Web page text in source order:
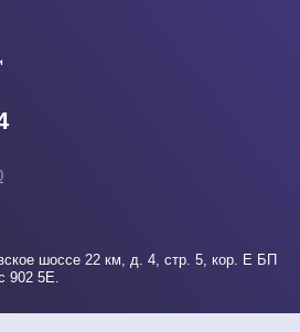
шоссе 22 км, д. 4, стр. 5, кор. Е БП
902 5Е.